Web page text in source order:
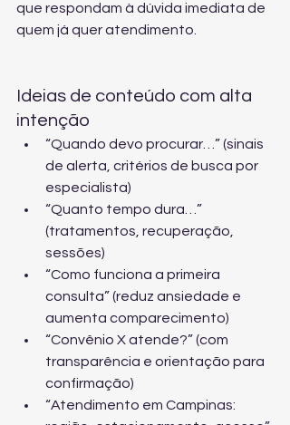
que respondam à dúvida imediata de
quem já quer atendimento.
Ideias de conteúdo com alta
intenção
“Quando devo procurar…” (sinais
de alerta, critérios de busca por
especialista)
“Quanto tempo dura…”
(tratamentos, recuperação,
sessões)
“Como funciona a primeira
consulta” (reduz ansiedade e
aumenta comparecimento)
“Convênio X atende?” (com
transparência e orientação para
confirmação)
“Atendimento em Campinas: